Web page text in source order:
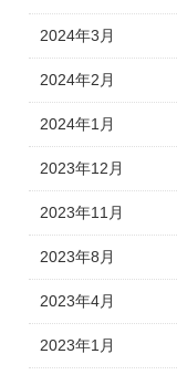
2024年3月
2024年2月
2024年1月
2023年12月
2023年11月
2023年8月
2023年4月
2023年1月